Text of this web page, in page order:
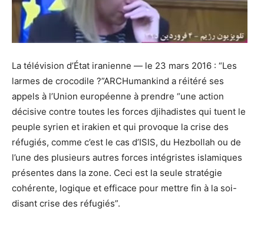
La télévision d’État iranienne — le 23 mars 2016 : “Les
larmes de crocodile ?”ARCHumankind a réitéré ses
appels à l’Union européenne à prendre “une action
décisive contre toutes les forces djihadistes qui tuent le
peuple syrien et irakien et qui provoque la crise des
réfugiés, comme c’est le cas d’ISIS, du Hezbollah ou de
l’une des plusieurs autres forces intégristes islamiques
présentes dans la zone. Ceci est la seule stratégie
cohérente, logique et efficace pour mettre fin à la soi-
disant crise des réfugiés”.